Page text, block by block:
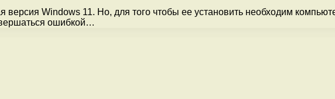
версия Windows 11. Но, для того чтобы ее установить необходим
ошибкой…